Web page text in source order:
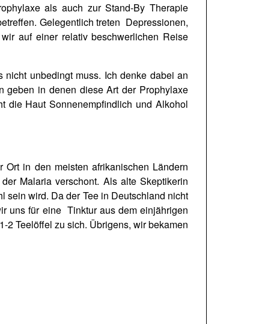
als auch zur Stand-By Therapie
Gelegentlich treten Depressionen,
auf einer relativ beschwerlichen Reise
unbedingt muss. Ich denke dabei an
geben in denen diese Art der Prophylaxe
die Haut Sonnenempfindlich und Alkohol
in den meisten afrikanischen Ländern
Malaria verschont. Als alte Skeptikerin
sein wird. Da der Tee in Deutschland nicht
uns für eine Tinktur aus dem einjährigen
2 Teelöffel zu sich. Übrigens, wir bekamen